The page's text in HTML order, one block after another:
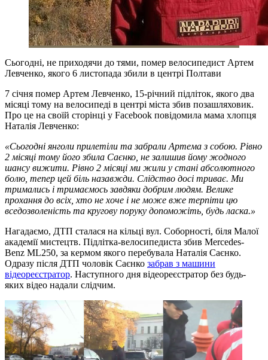
Сьогодні, не приходячи до тями, помер велосипедист Артем
Левченко, якого 6 листопада збили в центрі Полтави
7 січня помер Артем Левченко, 15-річний підліток, якого два
місяці тому на велосипеді в центрі міста збив позашляховик.
Про це на своїй сторінці у Facebook повідомила мама хлопця
Наталія Левченко:
«Сьогодні янголи прилетіли та забрали Артема з собою. Рівно
2 місяці тому його збила Саєнко, не залишив йому жодного
шансу вижити. Рівно 2 місяці ми жили у стані абсолютного
болю, тепер цей біль назавжди. Слідство досі триває. Ми
тримались і тримаємось завдяки добрим людям. Велике
прохання до всіх, хто не хоче і не може вже терпіти цю
вседозволеність та кругову поруку допоможіть, будь ласка.»
Нагадаємо, ДТП сталася на кільці вул. Соборності, біля Малої
академії мистецтв. Підлітка-велосипедиста збив Mercedes-
Benz ML250, за кермом якого перебувала Наталія Саєнко.
Одразу після ДТП чоловік Саєнко забрав з машини
відеореєстратор. Наступного дня відеореєстратор без будь-
яких відео надали слідчим.